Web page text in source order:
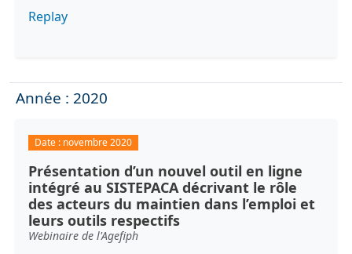
Replay
Année : 2020
Date : novembre 2020
Présentation d’un nouvel outil en ligne
intégré au SISTEPACA décrivant le rôle
des acteurs du maintien dans l’emploi et
leurs outils respectifs
Webinaire de l'Agefiph